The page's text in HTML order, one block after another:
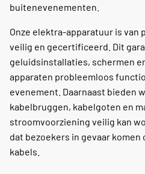
buitenevenementen.
Onze elektra-apparatuur is
veilig en gecertificeerd. Dit
geluidsinstallaties, schermen
apparaten probleemloos
evenement. Daarnaast bieden
kabelbruggen, kabelgoten en
stroomvoorziening veilig kan
dat bezoekers in gevaar
kabels.